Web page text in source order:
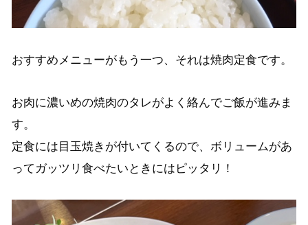
おすすめメニューがもう一つ、それは焼肉定食です。
お肉に濃いめの焼肉のタレがよく絡んでご飯が進みま
す。
定食には目玉焼きが付いてくるので、ボリュームがあ
ってガッツリ食べたいときにはピッタリ！